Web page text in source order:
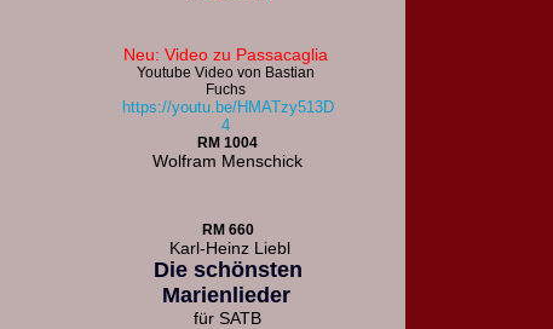
Neu: Video zu Passacaglia
Youtube Video von Bastian
Fuchs
https://youtu.be/HMATzy513D
4
RM 1004
Wolfram Menschick
RM 660
Karl-Heinz Liebl
Die schönsten
Marienlieder
für SATB